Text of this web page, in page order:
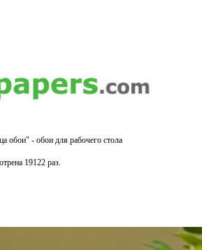
обои" - обои для рабочего стола
19122 раз.